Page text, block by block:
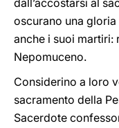
dall’accostarsi al
oscurano una
anche i suoi martiri:
Nepomuceno.
Considerino a loro
sacramento della
Sacerdote